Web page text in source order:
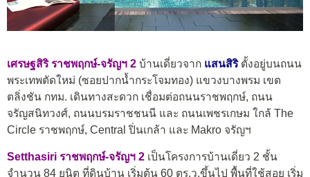
เศรษฐสิริ ราชพฤกษ์-จรัญฯ 2 บ้านเดี่ยวจาก แสนสิริตั้งอยู่บนถนน
พระเทพตัดใหม่ (ซอยปากน้ำกระโจมทอง) แขวงบางพรม เขต
ตลิ่งชัน กทม. เดินทางสะดวก เชื่อมต่อถนนราชพฤกษ์, ถนน
จรัญสนิทวงศ์, ถนนบรมราชชนนี และ ถนนเพชรเกษม ใกล้ The
Circle ราชพฤกษ์, Central ปิ่นเกล้า และ Makro จรัญฯ
Setthasiri ราชพฤกษ์-จรัญฯ 2 เป็นโครงการบ้านเดี่ยว 2 ชั้น
จำนวน 84 ยูนิต ที่ดินบ้าน เริ่มต้น 60 ตร.ว.ขึ้นไป พื้นที่ใช้สอย เริ่ม